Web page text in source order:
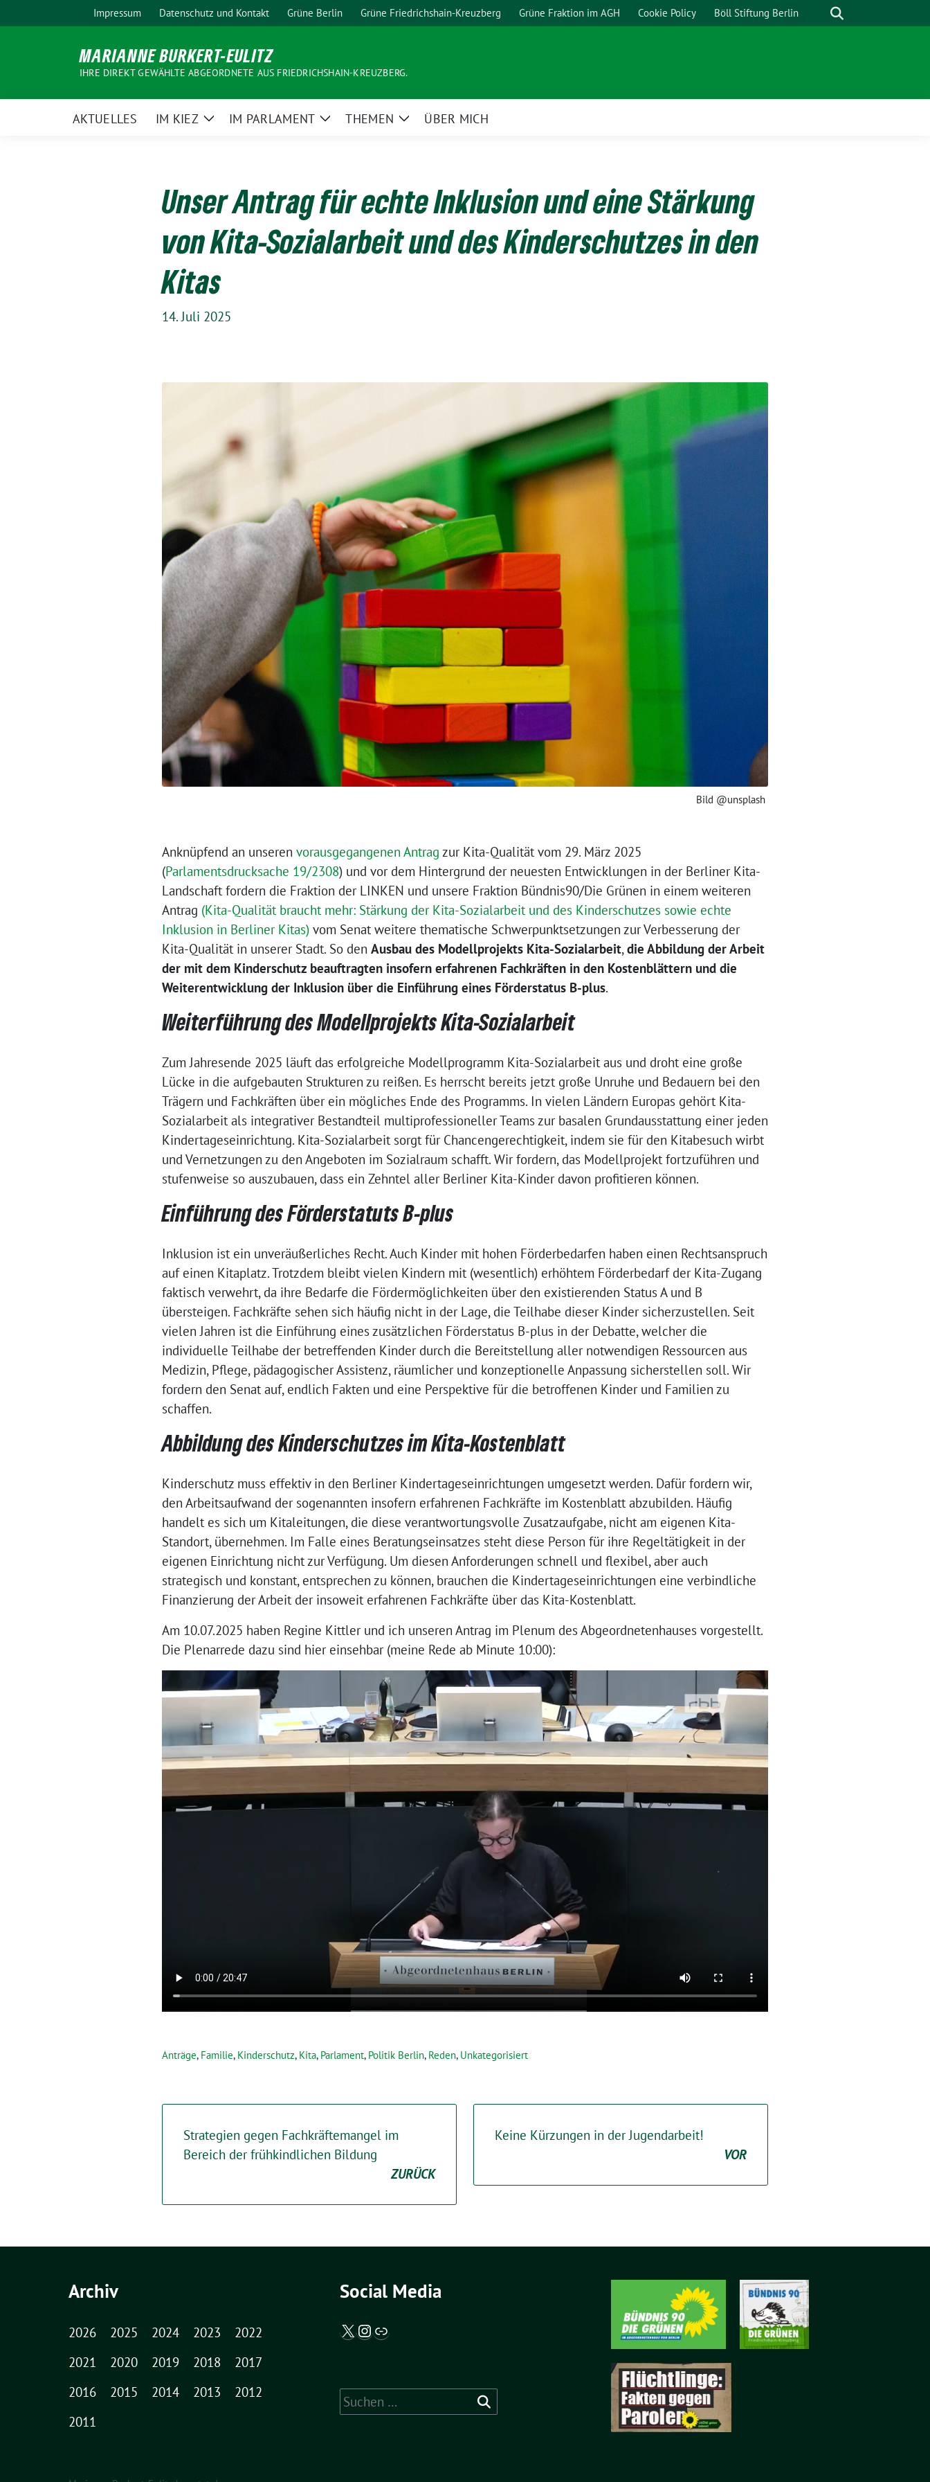
zum
Impressum Datenschutz und Kontakt Grüne Berlin Grüne Friedrichshain-Kreuzberg Grüne Fraktion im AGH Cookie Policy Böll Stiftung Berlin
MARIANNE BURKERT-EULITZ
IHRE DIREKT GEWÄHLTE ABGEORDNETE AUS FRIEDRICHSHAIN-KREUZBERG.
AKTUELLES IM KIEZ
ZeigeIM PARLAMENT
ZeigeTHEMEN
ZeigeÜBER MICH
Unser Antrag für echte Inklusion und eine Stärkung
von Kita-Sozialarbeit und des Kinderschutzes in den
Kitas
14. Juli 2025
Bild @unsplash
Anknüpfend an unseren vorausgegangenen Antrag zur Kita-Qualität vom 29. März 2025
(Parlamentsdrucksache 19/2308) und vor dem Hintergrund der neuesten Entwicklungen in der Berliner Kita-
Landschaft fordern die Fraktion der LINKEN und unsere Fraktion Bündnis90/Die Grünen in einem weiteren
Antrag (Kita-Qualität braucht mehr: Stärkung der Kita-Sozialarbeit und des Kinderschutzes sowie echte
Inklusion in Berliner Kitas) vom Senat weitere thematische Schwerpunktsetzungen zur Verbesserung der
Kita-Qualität in unserer Stadt. So den Ausbau des Modellprojekts Kita-Sozialarbeit, die Abbildung der Arbeit
der mit dem Kinderschutz beauftragten insofern erfahrenen Fachkräften in den Kostenblättern und die
Weiterentwicklung der Inklusion über die Einführung eines Förderstatus B-plus.
Weiterführung des Modellprojekts Kita-Sozialarbeit
Zum Jahresende 2025 läuft das erfolgreiche Modellprogramm Kita-Sozialarbeit aus und droht eine große
Lücke in die aufgebauten Strukturen zu reißen. Es herrscht bereits jetzt große Unruhe und Bedauern bei den
Trägern und Fachkräften über ein mögliches Ende des Programms. In vielen Ländern Europas gehört Kita-
Sozialarbeit als integrativer Bestandteil multiprofessioneller Teams zur basalen Grundausstattung einer jeden
Kindertageseinrichtung. Kita-Sozialarbeit sorgt für Chancengerechtigkeit, indem sie für den Kitabesuch wirbt
und Vernetzungen zu den Angeboten im Sozialraum schafft. Wir fordern, das Modellprojekt fortzuführen und
stufenweise so auszubauen, dass ein Zehntel aller Berliner Kita-Kinder davon profitieren können.
Einführung des Förderstatuts B-plus
Inklusion ist ein unveräußerliches Recht. Auch Kinder mit hohen Förderbedarfen haben einen Rechtsanspruch
auf einen Kitaplatz. Trotzdem bleibt vielen Kindern mit (wesentlich) erhöhtem Förderbedarf der Kita-Zugang
faktisch verwehrt, da ihre Bedarfe die Fördermöglichkeiten über den existierenden Status A und B
übersteigen. Fachkräfte sehen sich häufig nicht in der Lage, die Teilhabe dieser Kinder sicherzustellen. Seit
vielen Jahren ist die Einführung eines zusätzlichen Förderstatus B-plus in der Debatte, welcher die
individuelle Teilhabe der betreffenden Kinder durch die Bereitstellung aller notwendigen Ressourcen aus
Medizin, Pflege, pädagogischer Assistenz, räumlicher und konzeptionelle Anpassung sicherstellen soll. Wir
fordern den Senat auf, endlich Fakten und eine Perspektive für die betroffenen Kinder und Familien zu
schaffen.
Abbildung des Kinderschutzes im Kita-Kostenblatt
Kinderschutz muss effektiv in den Berliner Kindertageseinrichtungen umgesetzt werden. Dafür fordern wir,
den Arbeitsaufwand der sogenannten insofern erfahrenen Fachkräfte im Kostenblatt abzubilden. Häufig
handelt es sich um Kitaleitungen, die diese verantwortungsvolle Zusatzaufgabe, nicht am eigenen Kita-
Standort, übernehmen. Im Falle eines Beratungseinsatzes steht diese Person für ihre Regeltätigkeit in der
eigenen Einrichtung nicht zur Verfügung. Um diesen Anforderungen schnell und flexibel, aber auch
strategisch und konstant, entsprechen zu können, brauchen die Kindertageseinrichtungen eine verbindliche
Finanzierung der Arbeit der insoweit erfahrenen Fachkräfte über das Kita-Kostenblatt.
Am 10.07.2025 haben Regine Kittler und ich unseren Antrag im Plenum des Abgeordnetenhauses vorgestellt.
Die Plenarrede dazu sind hier einsehbar (meine Rede ab Minute 10:00):
Anträge, Familie, Kinderschutz, Kita, Parlament, Politik Berlin, Reden, Unkategorisiert
Strategien gegen Fachkräftemangel im
Bereich der frühkindlichen Bildung
ZURÜCK
Keine Kürzungen in der Jugendarbeit!
VOR
Archiv
2026 2025 2024 2023
2022
2021
2020 2019 2018
2017
2016
2015 2014 2013
2012
2011
Social Media
X / Twitter
Instagram
Abgeordnetenwatch
Suche
nach: